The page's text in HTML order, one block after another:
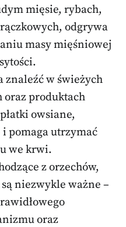
mięsie, rybach,
odgrywa
masy mięśniowej
znaleźć w świeżych
oraz produktach
owsiane,
pomaga utrzymać
we krwi.
z orzechów,
niezwykle ważne –
oraz